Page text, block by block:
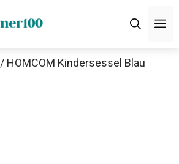
/ HOMCOM Kindersessel Blau